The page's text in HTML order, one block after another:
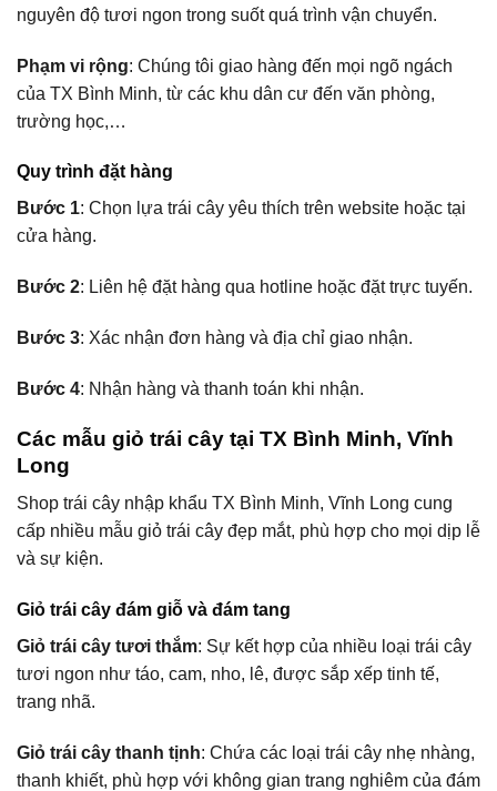
nguyên độ tươi ngon trong suốt quá trình vận chuyển.
Phạm vi rộng: Chúng tôi giao hàng đến mọi ngõ ngách
của TX Bình Minh, từ các khu dân cư đến văn phòng,
trường học,…
Quy trình đặt hàng
Bước 1: Chọn lựa trái cây yêu thích trên website hoặc tại
cửa hàng.
Bước 2: Liên hệ đặt hàng qua hotline hoặc đặt trực tuyến.
Bước 3: Xác nhận đơn hàng và địa chỉ giao nhận.
Bước 4: Nhận hàng và thanh toán khi nhận.
Các mẫu giỏ trái cây tại TX Bình Minh, Vĩnh
Long
Shop trái cây nhập khẩu TX Bình Minh, Vĩnh Long cung
cấp nhiều mẫu giỏ trái cây đẹp mắt, phù hợp cho mọi dịp lễ
và sự kiện.
Giỏ trái cây đám giỗ và đám tang
Giỏ trái cây tươi thắm: Sự kết hợp của nhiều loại trái cây
tươi ngon như táo, cam, nho, lê, được sắp xếp tinh tế,
trang nhã.
Giỏ trái cây thanh tịnh: Chứa các loại trái cây nhẹ nhàng,
thanh khiết, phù hợp với không gian trang nghiêm của đám